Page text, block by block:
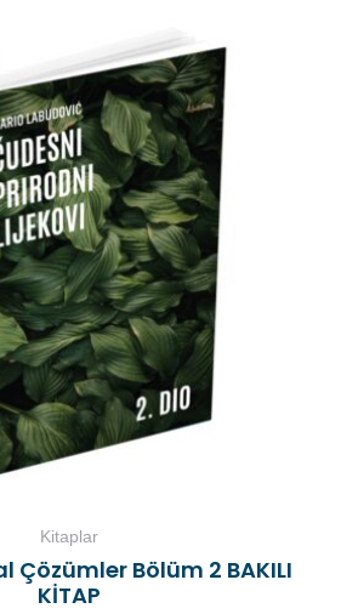
Kitaplar
Çözümler Bölüm 2 BAKILI
KİTAP